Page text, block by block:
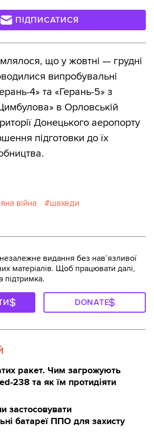
ПІДПИСАТИСЯ
що у жовтні — грудні
випробувальні
4» та «Герань-5» з
в Орловській
Донецького аеропорту
підготовки до їх
війна шахеди
видання без навʼязливої
матеріалів. Щоб працювати далі,
підтримка.
DONATE
ракет. Чим загрожують
238 та як їм протидіяти
застосовувати
батареї ППО для захисту